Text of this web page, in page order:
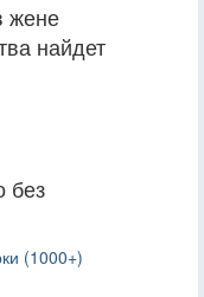
жене
найдет
без
(1000+)